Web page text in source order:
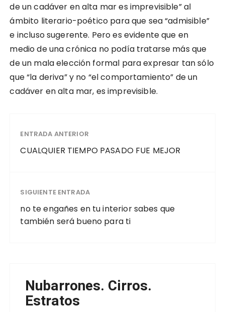
de un cadáver en alta mar es imprevisible” al
ámbito literario-poético para que sea “admisible”
e incluso sugerente. Pero es evidente que en
medio de una crónica no podía tratarse más que
de un mala elección formal para expresar tan sólo
que “la deriva” y no “el comportamiento” de un
cadáver en alta mar, es imprevisible.
ENTRADA ANTERIOR
CUALQUIER TIEMPO PASADO FUE MEJOR
SIGUIENTE ENTRADA
no te engañes en tu interior sabes que
también será bueno para ti
Nubarrones. Cirros.
Estratos